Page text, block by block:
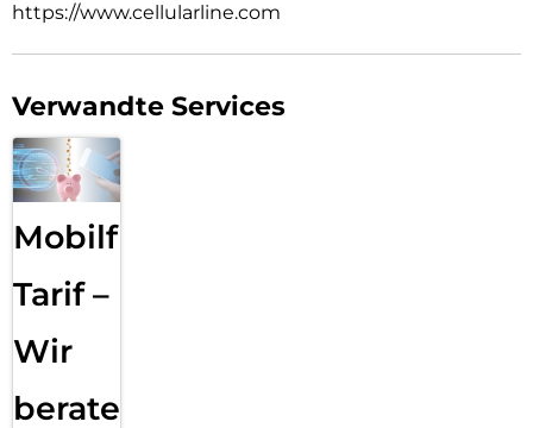
https://www.cellularline.com
Verwandte Services
Mobilfunk
Tarif –
Wir
beraten